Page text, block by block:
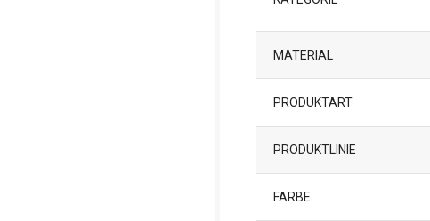
MATERIAL
PRODUKTART
PRODUKTLINIE
FARBE